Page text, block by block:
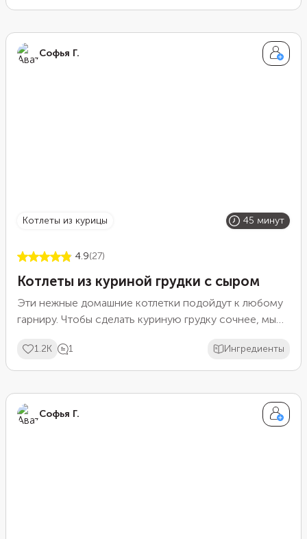
Секрет очень прост: мясо не нужно измельчать в
Так курица получится более сочной, а котлеты —
нежными и упругими.
Софья Г.
котлеты из курицы 45 минут
4.9(27)
Котлеты из куриной грудки с сыром
Эти нежные домашние котлетки подойдут к любому
гарниру. Чтобы сделать куриную грудку сочнее, мы
это блюдо особенным, дав характерную нежную
пряность. Этот рецепт подойдет для тех, у кого нет
1.2K 1 Ингредиенты
Софья Г.